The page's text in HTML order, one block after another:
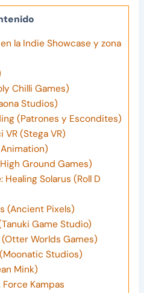
la Indie Showcase y zona
Chilli Games)
Studios)
(Patrones y Escondites)
(Stega VR)
Ground Games)
Solarus (Roll D
(Ancient Pixels)
Game Studio)
Worlds Games)
Studios)
Mink)
Kampas